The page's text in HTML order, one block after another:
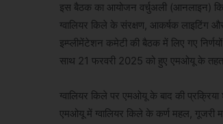
इस बैठक का आयोजन वर्चुअली (आनलाइन)
ग्वालियर किले के संरक्षण, आकर्षक लाइटिंग
इम्प्लीमेंटेशन कमेटी की बैठक में लिए गए
साथ 21 फरवरी 2025 को हुए एमओयू के तहत
ग्वालियर किले पर एमओयू के बाद की
एमओयू में ग्वालियर किले के कर्ण महल, गूजरी